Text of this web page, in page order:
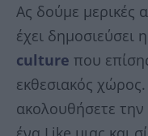
Ας δούμε μερικές
έχει δημοσιεύσει
culture που
εκθεσιακός
ακολουθήσετε